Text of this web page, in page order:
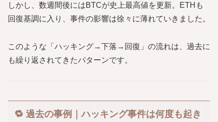
しかし、数週間後にはBTCが史上最高値を更新。ETHも
回復基調に入り、事件の影響は徐々に薄れていきました。
このような「ハッキング→下落→回復」の流れは、過去に
も繰り返されてきたパターンです。
🔁 過去の事例｜ハッキング事件は何度も起き